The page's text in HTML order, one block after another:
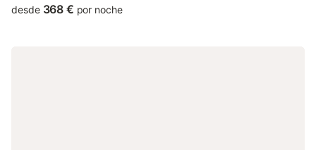
desde 368 € por noche